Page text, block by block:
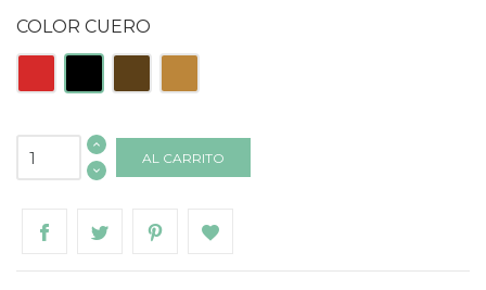
COLOR CUERO
Rojo Negro Tabaco Natural
AL CARRITO